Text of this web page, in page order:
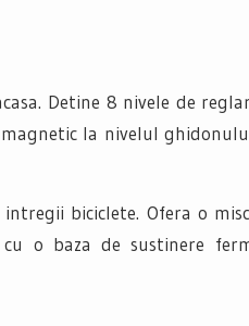
Detine 8 nivele de
la nivelul
biciclete. Ofera o
o baza de sustinere